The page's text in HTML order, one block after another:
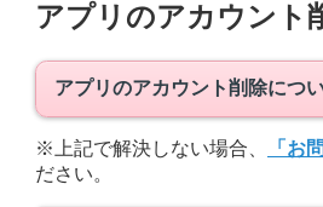
アプリのアカウント
アプリのアカウント削除につ
※上記で解決しない場合、 「お
ださい。